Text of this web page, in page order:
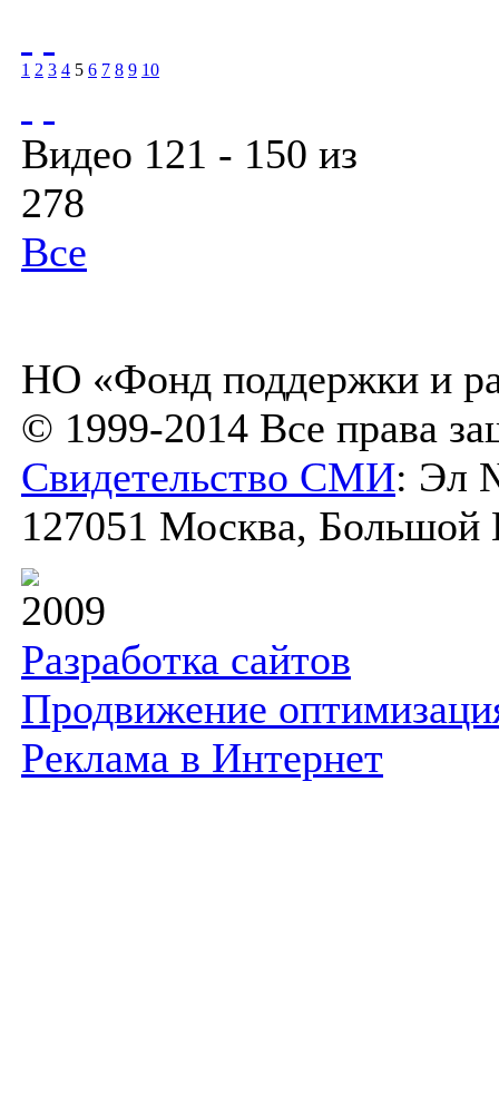
1 2 3 4 5 6 7 8 9 10
Видео 121 - 150 из
278
Все
НО «Фонд поддержки и
© 1999-2014 Все права
Свидетельство СМИ: Эл
127051 Москва, Большой
2009
Разработка сайтов
Продвижение
Реклама в Интернет